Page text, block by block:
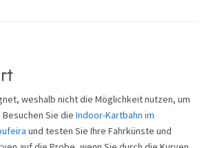
weshalb nicht die Möglichkeit nutzen, um
Sie die Indoor-Kartbahn im
und testen Sie Ihre Fahrkünste und